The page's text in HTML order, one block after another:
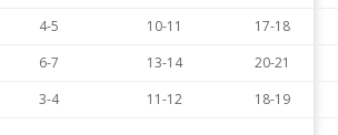
4-5 10-11
17-18
6-7 13-14
20-21
3-4 11-12 18-19